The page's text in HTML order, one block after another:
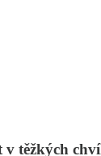
těžkých